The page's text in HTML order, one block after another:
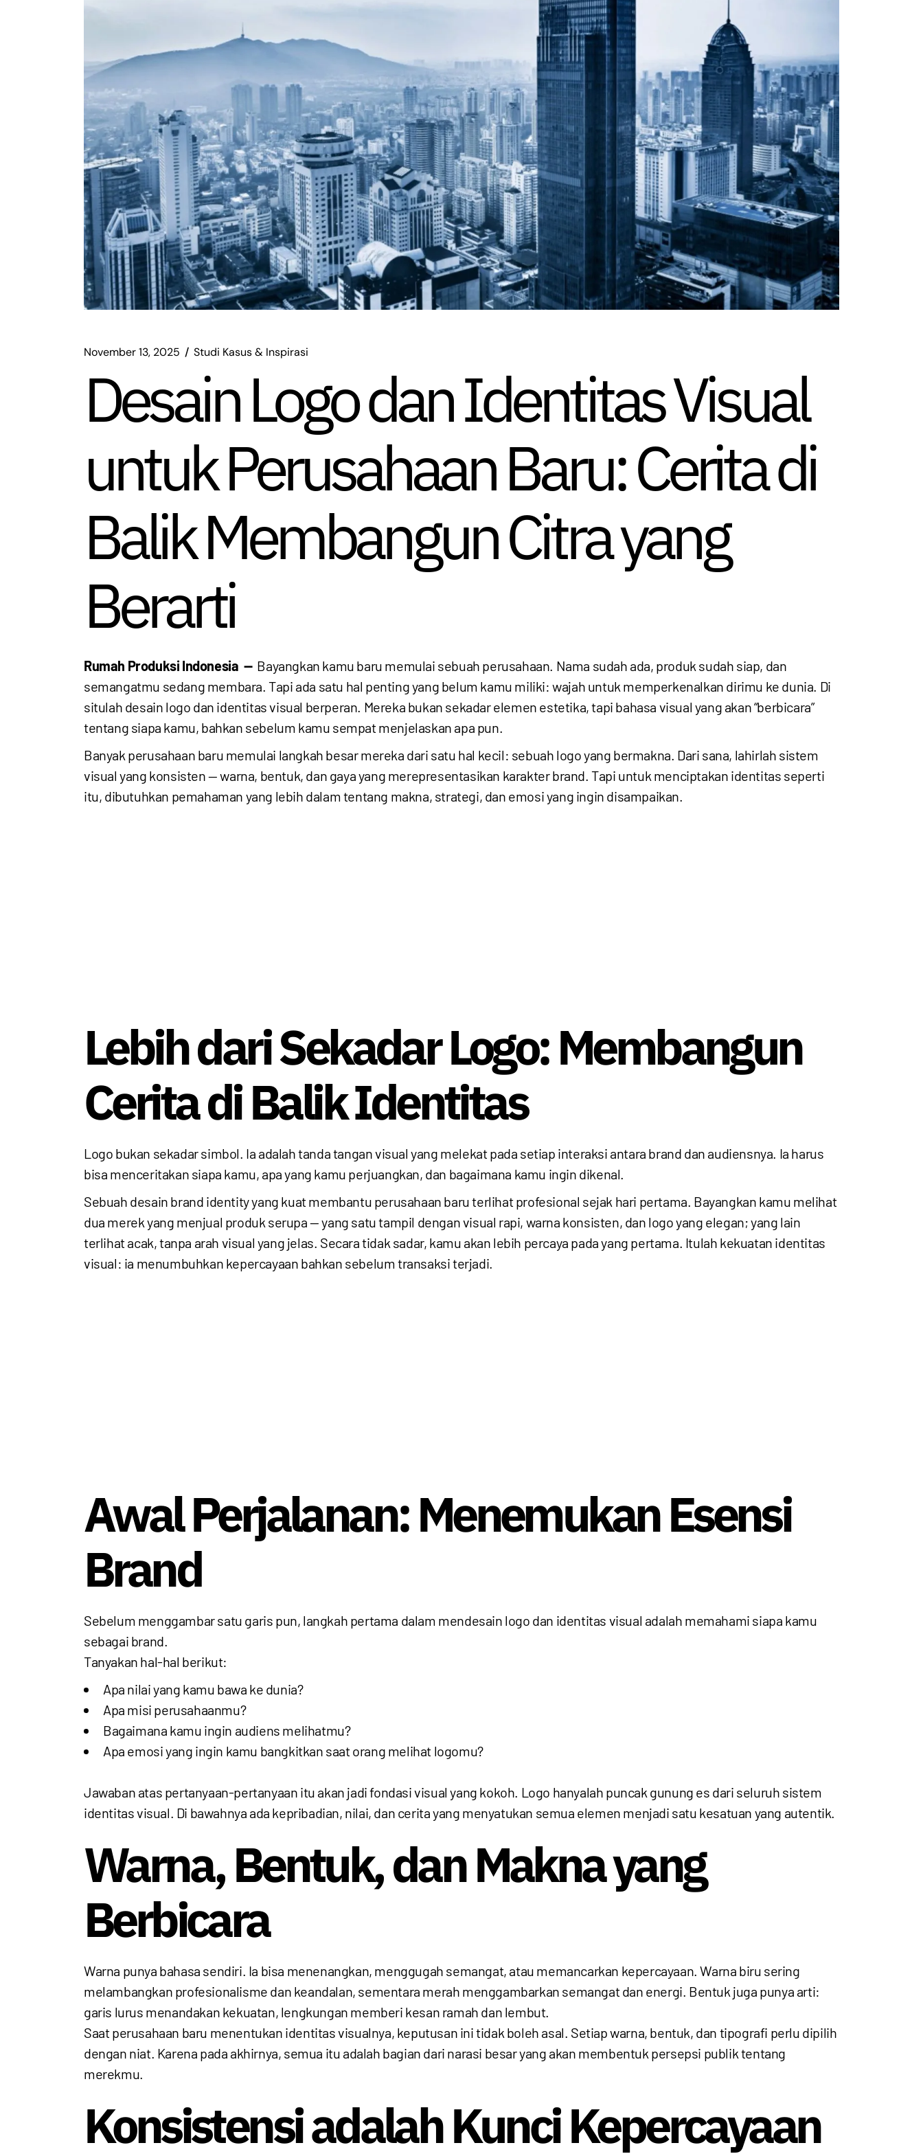
November 13, 2025 Studi Kasus & Inspirasi
Desain Logo dan Identitas Visual
untuk Perusahaan Baru: Cerita di
Balik Membangun Citra yang
Berarti
Rumah Produksi Indonesia — Bayangkan kamu baru memulai sebuah perusahaan. Nama sudah ada, produk sudah siap, dan
semangatmu sedang membara. Tapi ada satu hal penting yang belum kamu miliki: wajah untuk memperkenalkan dirimu ke dunia. Di
situlah desain logo dan identitas visual berperan. Mereka bukan sekadar elemen estetika, tapi bahasa visual yang akan “berbicara”
tentang siapa kamu, bahkan sebelum kamu sempat menjelaskan apa pun.
Banyak perusahaan baru memulai langkah besar mereka dari satu hal kecil: sebuah logo yang bermakna. Dari sana, lahirlah sistem
visual yang konsisten — warna, bentuk, dan gaya yang merepresentasikan karakter brand. Tapi untuk menciptakan identitas seperti
itu, dibutuhkan pemahaman yang lebih dalam tentang makna, strategi, dan emosi yang ingin disampaikan.
Lebih dari Sekadar Logo: Membangun
Cerita di Balik Identitas
Logo bukan sekadar simbol. Ia adalah tanda tangan visual yang melekat pada setiap interaksi antara brand dan audiensnya. Ia harus
bisa menceritakan siapa kamu, apa yang kamu perjuangkan, dan bagaimana kamu ingin dikenal.
Sebuah desain brand identity yang kuat membantu perusahaan baru terlihat profesional sejak hari pertama. Bayangkan kamu melihat
dua merek yang menjual produk serupa — yang satu tampil dengan visual rapi, warna konsisten, dan logo yang elegan; yang lain
terlihat acak, tanpa arah visual yang jelas. Secara tidak sadar, kamu akan lebih percaya pada yang pertama. Itulah kekuatan identitas
visual: ia menumbuhkan kepercayaan bahkan sebelum transaksi terjadi.
Awal Perjalanan: Menemukan Esensi
Brand
Sebelum menggambar satu garis pun, langkah pertama dalam mendesain logo dan identitas visual adalah memahami siapa kamu
sebagai brand.
Tanyakan hal-hal berikut:
Apa nilai yang kamu bawa ke dunia?
Apa misi perusahaanmu?
Bagaimana kamu ingin audiens melihatmu?
Apa emosi yang ingin kamu bangkitkan saat orang melihat logomu?
Jawaban atas pertanyaan-pertanyaan itu akan jadi fondasi visual yang kokoh. Logo hanyalah puncak gunung es dari seluruh sistem
identitas visual. Di bawahnya ada kepribadian, nilai, dan cerita yang menyatukan semua elemen menjadi satu kesatuan yang autentik.
Warna, Bentuk, dan Makna yang
Berbicara
Warna punya bahasa sendiri. Ia bisa menenangkan, menggugah semangat, atau memancarkan kepercayaan. Warna biru sering
melambangkan profesionalisme dan keandalan, sementara merah menggambarkan semangat dan energi. Bentuk juga punya arti:
garis lurus menandakan kekuatan, lengkungan memberi kesan ramah dan lembut.
Saat perusahaan baru menentukan identitas visualnya, keputusan ini tidak boleh asal. Setiap warna, bentuk, dan tipografi perlu dipilih
dengan niat. Karena pada akhirnya, semua itu adalah bagian dari narasi besar yang akan membentuk persepsi publik tentang
merekmu.
Konsistensi adalah Kunci Kepercayaan